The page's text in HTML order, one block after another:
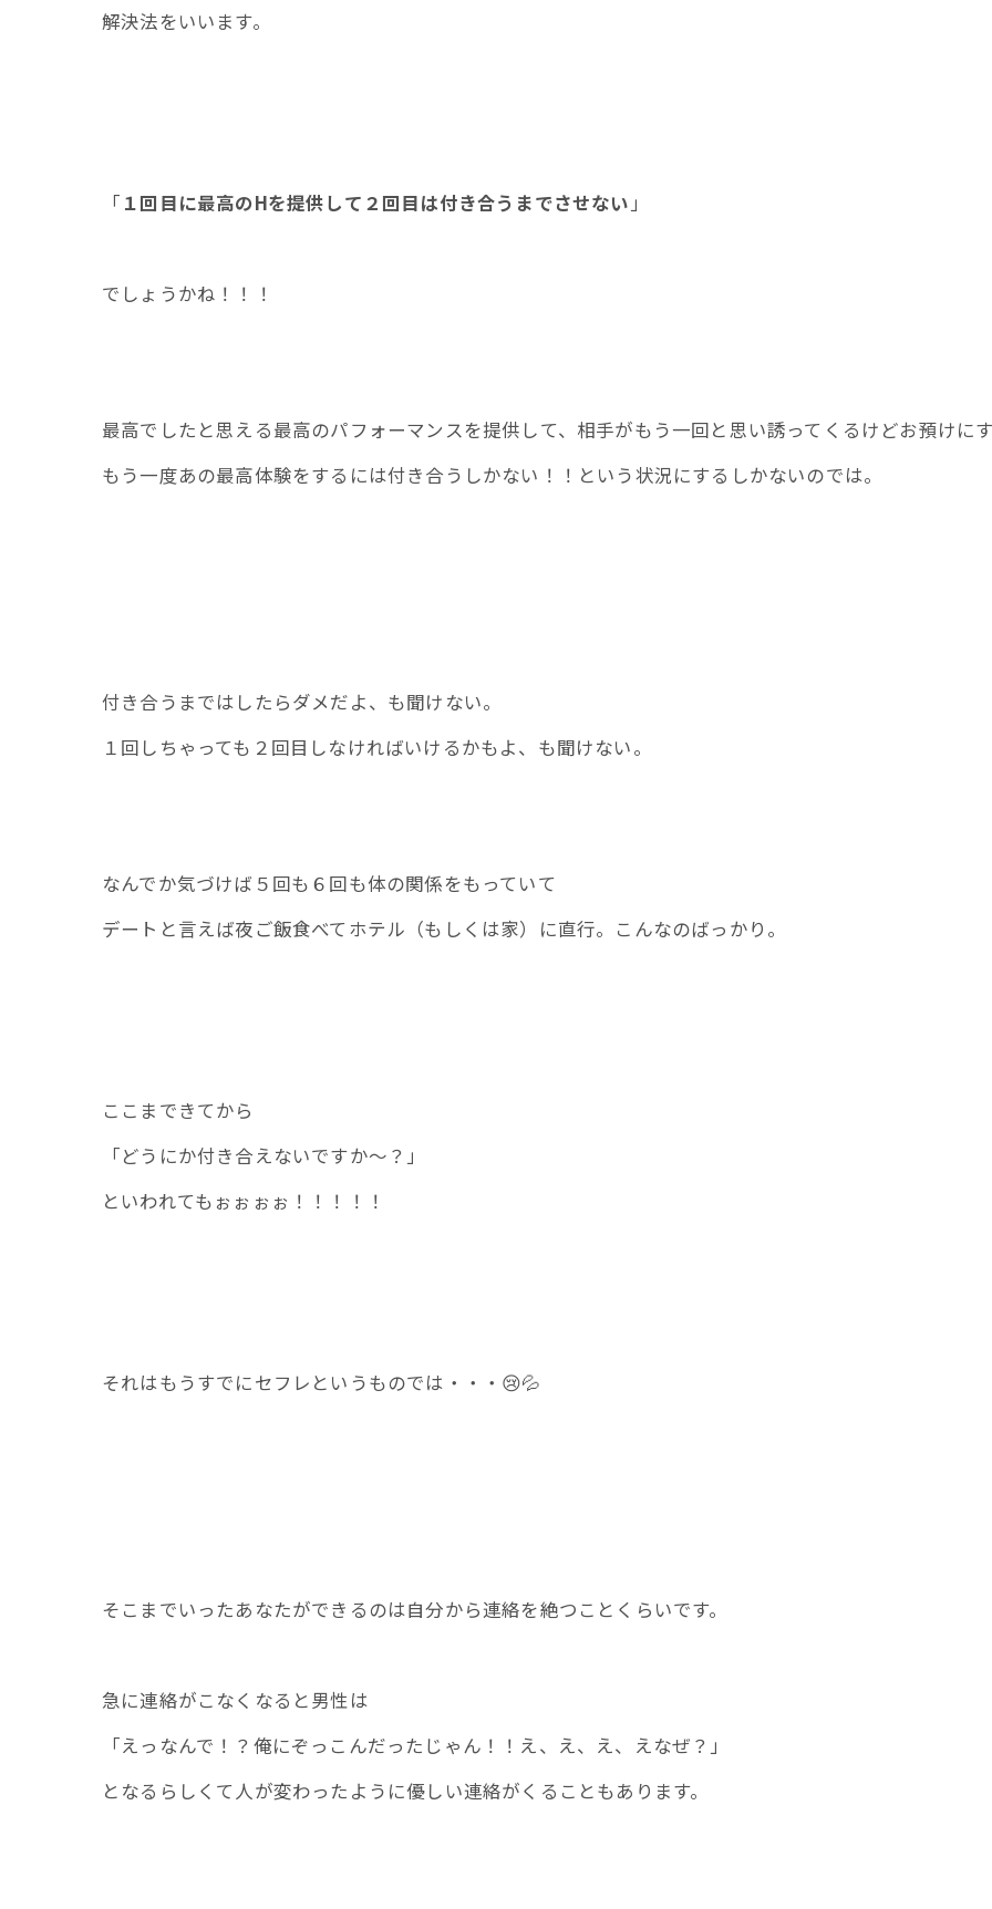
解決法をいいます。
「 １回目に最高のHを提供して２回目は付き合うまでさせない」
でしょうかね！！！
最高でしたと思える最高のパフォーマンスを提供して、相手がもう一回と思い誘ってくるけどお預けに
もう一度あの最高体験をするには付き合うしかない！！という状況にするしかないのでは。
付き合うまではしたらダメだよ、も聞けない。
１回しちゃっても２回目しなければいけるかもよ、も聞けない。
なんでか気づけば５回も６回も体の関係をもっていて
デートと言えば夜ご飯食べてホテル（もしくは家）に直行。こんなのばっかり。
ここまできてから
「どうにか付き合えないですか～？」
といわれてもぉぉぉぉ！！！！！
それはもうすでにセフレというものでは・・・😢💦
そこまでいったあなたができるのは自分から連絡を絶つことくらいです。
急に連絡がこなくなると男性は
「えっなんで！？俺にぞっこんだったじゃん！！え、え、え、えなぜ？」
となるらしくて人が変わったように優しい連絡がくることもあります。